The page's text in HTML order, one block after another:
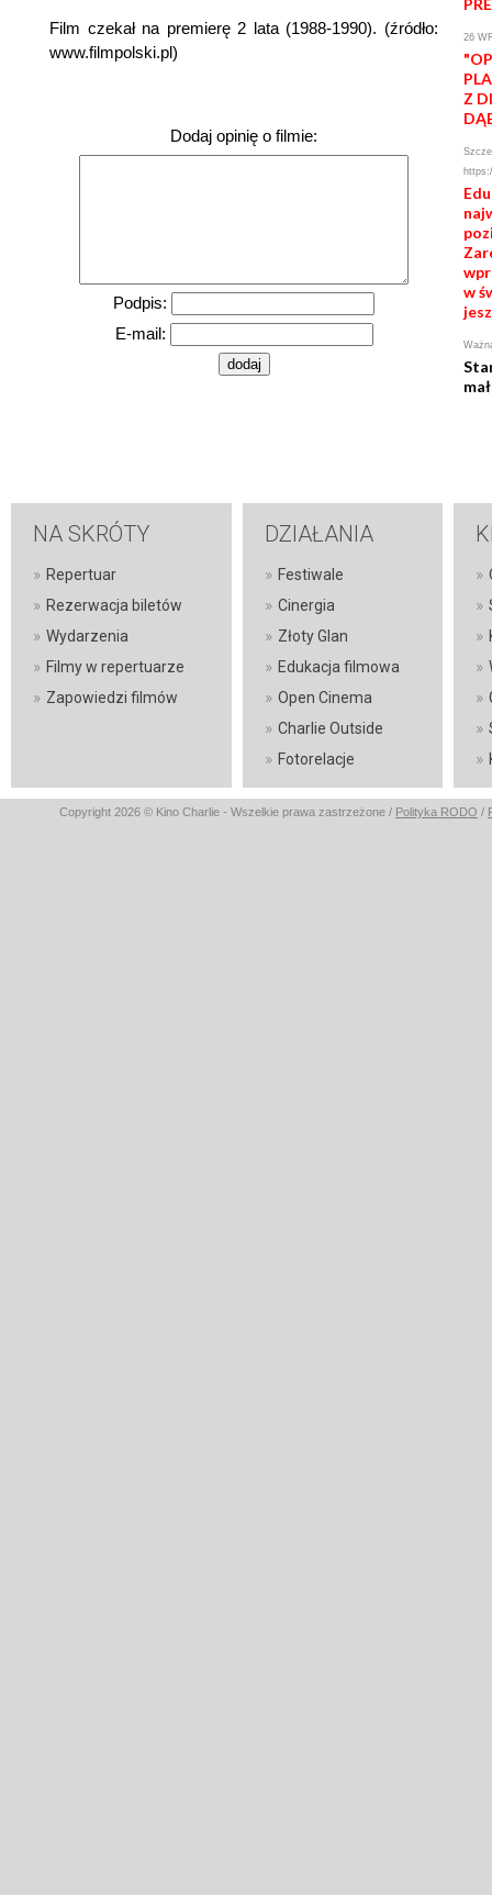
Film czekał na premierę 2 lata (1988-1990). (źródło:
www.filmpolski.pl)
Dodaj opinię o filmie:
Podpis:
E-mail:
26
Z
w
NA SKRÓTY
» Repertuar
» Rezerwacja biletów
» Wydarzenia
» Filmy w repertuarze
» Zapowiedzi filmów
DZIAŁANIA
» Festiwale
» Cinergia
» Złoty Glan
» Edukacja filmowa
» Open Cinema
» Charlie Outside
» Fotorelacje
»
»
»
»
»
»
»
Copyright 2026 © Kino Charlie - Wszelkie prawa zastrzeżone / Polityka RODO /